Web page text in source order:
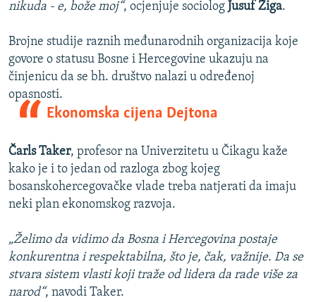
nikuda - e, bože moj“, ocjenjuje sociolog Jusuf Žiga.
Brojne studije raznih međunarodnih organizacija koje
govore o statusu Bosne i Hercegovine ukazuju na
činjenicu da se bh. društvo nalazi u određenoj
opasnosti.
Ekonomska cijena Dejtona
Čarls Taker, profesor na Univerzitetu u Čikagu kaže
kako je i to jedan od razloga zbog kojeg
bosanskohercegovačke vlade treba natjerati da imaju
neki plan ekonomskog razvoja.
„Želimo da vidimo da Bosna i Hercegovina postaje
konkurentna i respektabilna, što je, čak, važnije. Da se
stvara sistem vlasti koji traže od lidera da rade više za
narod“, navodi Taker.